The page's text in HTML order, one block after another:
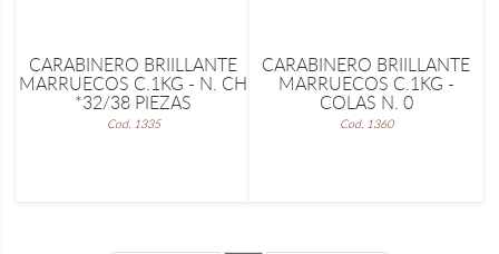
CARABINERO BRIILLANTE
MARRUECOS C.1KG - N. CH
*32/38 PIEZAS
Cod. 1335
CARABINERO BRIILLANTE
MARRUECOS C.1KG -
COLAS N. 0
Cod. 1360